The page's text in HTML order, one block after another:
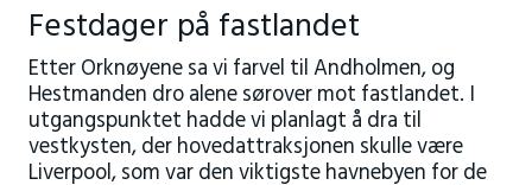
Festdager på fastlandet
Etter Orknøyene sa vi farvel til Andholmen, og
Hestmanden dro alene sørover mot fastlandet. I
utgangspunktet hadde vi planlagt å dra til
vestkysten, der hovedattraksjonen skulle være
Liverpool, som var den viktigste havnebyen for de